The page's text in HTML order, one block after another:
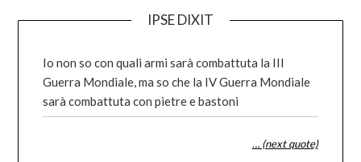
IPSE DIXIT
Io non so con quali armi sarà combattuta la III
Guerra Mondiale, ma so che la IV Guerra Mondiale
sarà combattuta con pietre e bastoni
… (next quote)